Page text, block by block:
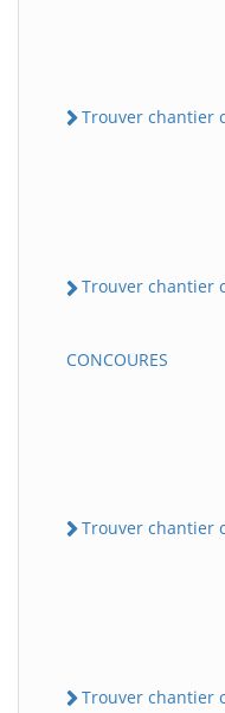
Trouver chantier
Trouver chantier
CONCOURES
Trouver chantier
Trouver chantier